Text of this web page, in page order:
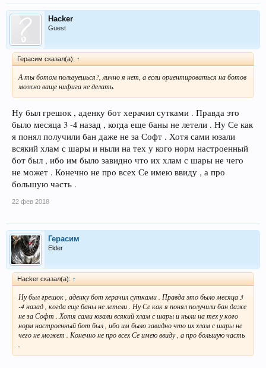
Hacker
Guest
Герасим сказал(а): ↑
А ты ботом пользуешься?, лично я нет, а если ориентироваться на ботов
можно ваще нифига не делать.
Ну был грешок , аденку бот херачил сутками . Правда это
было месяца 3 -4 назад , когда еще баны не летели . Ну Се как
я понял получили бан даже не за Софт . Хотя сами юзали
всякий хлам с шары и ныли на тех у кого норм настроенный
бот был , ибо им было завидно что их хлам с шары не чего
не может . Конечно не про всех Се имею ввиду , а про
большую часть .
22 фев 2018
Герасим
Elder
Hacker сказал(а): ↑
Ну был грешок , аденку бот херачил сутками . Правда это было месяца 3
-4 назад , когда еще баны не летели . Ну Се как я понял получили бан даже
не за Софт . Хотя сами юзали всякий хлам с шары и ныли на тех у кого
норм настроенный бот был , ибо им было завидно что их хлам с шары не
чего не может . Конечно не про всех Се имею ввиду , а про большую часть
.